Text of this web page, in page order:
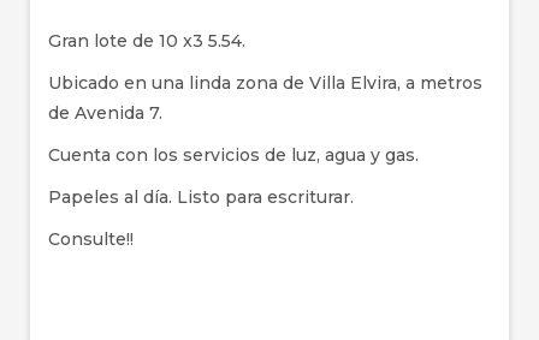
Gran lote de 10 x3 5.54.
Ubicado en una linda zona de Villa Elvira, a metros
de Avenida 7.
Cuenta con los servicios de luz, agua y gas.
Papeles al día. Listo para escriturar.
Consulte!!